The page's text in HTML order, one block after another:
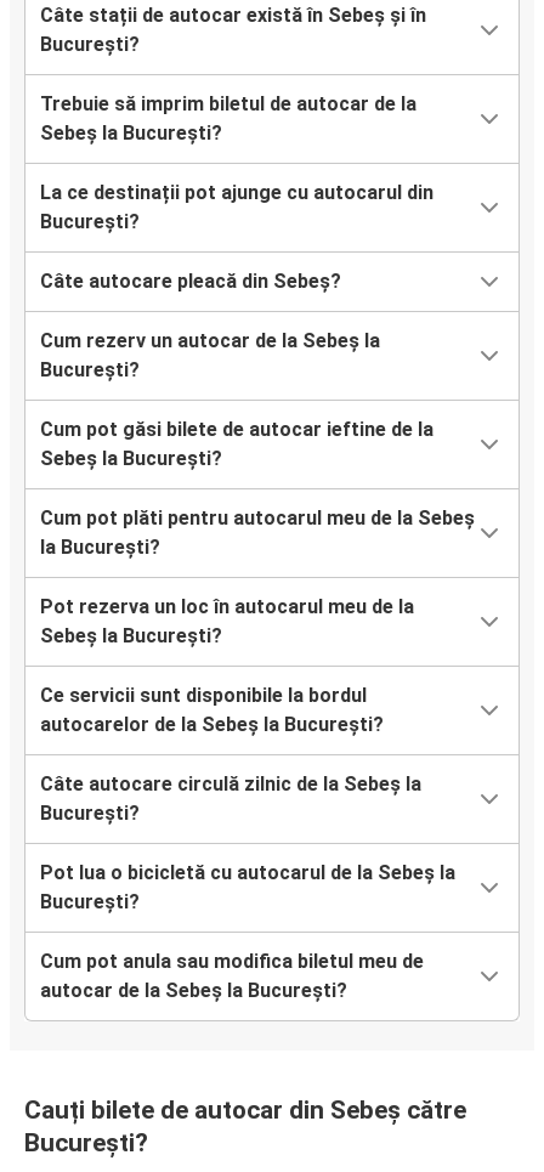
Câte stații de autocar există în Sebeș și în
București?
Trebuie să imprim biletul de autocar de la
Sebeș la București?
La ce destinații pot ajunge cu autocarul din
București?
Câte autocare pleacă din Sebeș?
Cum rezerv un autocar de la Sebeș la
București?
Cum pot găsi bilete de autocar ieftine de la
Sebeș la București?
Cum pot plăti pentru autocarul meu de la Sebeș
la București?
Pot rezerva un loc în autocarul meu de la
Sebeș la București?
Ce servicii sunt disponibile la bordul
autocarelor de la Sebeș la București?
Câte autocare circulă zilnic de la Sebeș la
București?
Pot lua o bicicletă cu autocarul de la Sebeș la
București?
Cum pot anula sau modifica biletul meu de
autocar de la Sebeș la București?
Cauți bilete de autocar din Sebeș către
București?